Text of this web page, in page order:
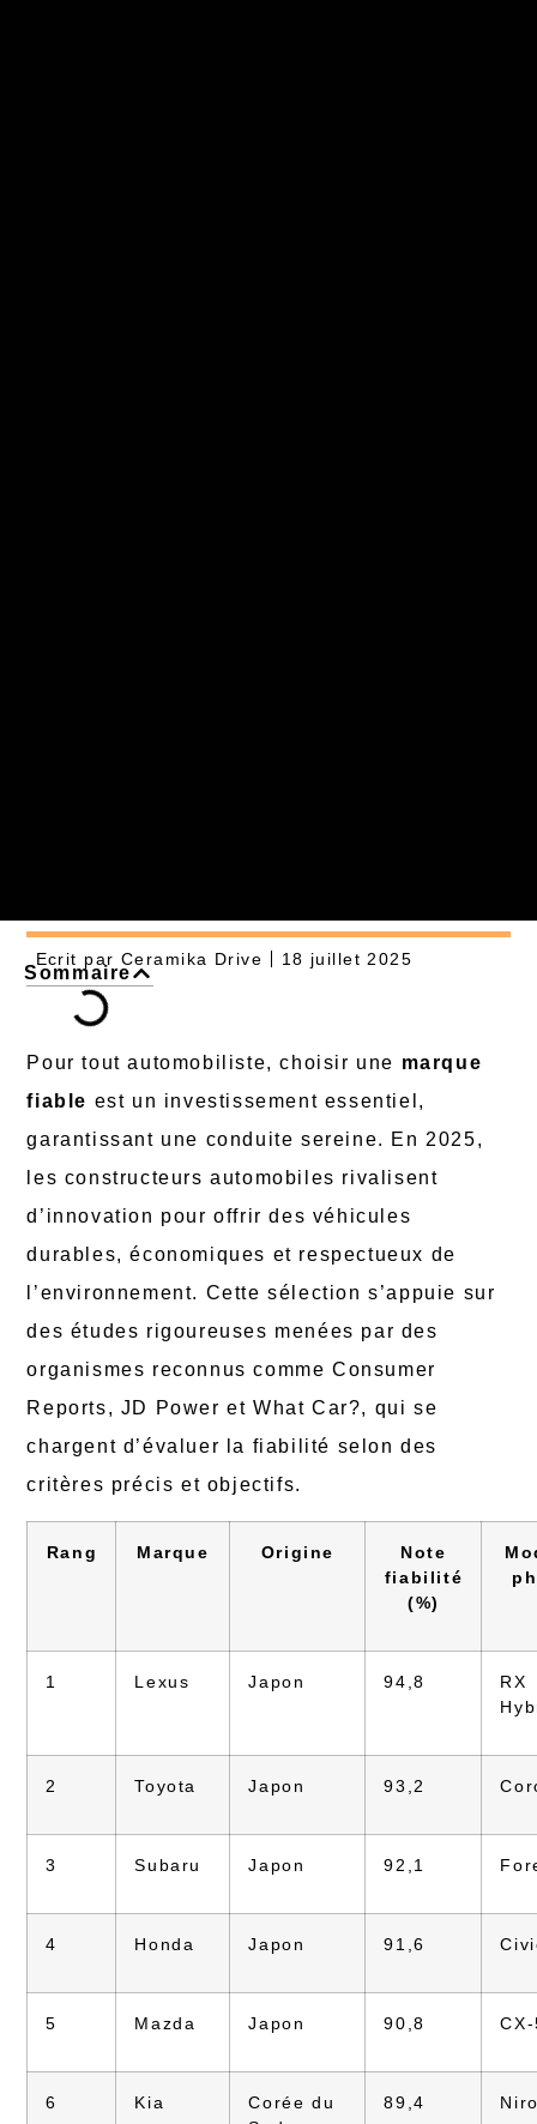
Ecrit par Ceramika Drive 18 juillet 2025
Sommaire
Pour tout automobiliste, choisir une marque
fiable est un investissement essentiel,
garantissant une conduite sereine. En 2025,
les constructeurs automobiles rivalisent
d’innovation pour offrir des véhicules
durables, économiques et respectueux de
l’environnement. Cette sélection s’appuie sur
des études rigoureuses menées par des
organismes reconnus comme Consumer
Reports, JD Power et What Car?, qui se
chargent d’évaluer la fiabilité selon des
critères précis et objectifs.
Rang Marque Origine
Note
fiabilité
(%)
1 Lexus Japon 94,8
RX
2 Toyota Japon 93,2
3 Subaru Japon 92,1
4 Honda Japon 91,6
5 Mazda Japon 90,8
6 Kia
Corée du
89,4